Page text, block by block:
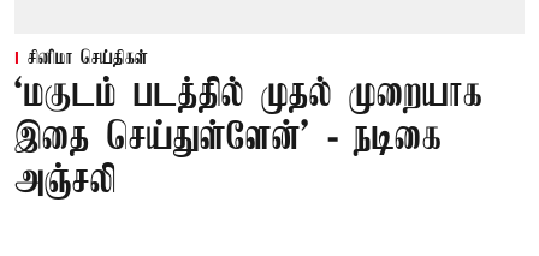
சினிமா செய்திகள்
‘மகுடம் படத்தில் முதல் முறையாக
இதை செய்துள்ளேன்’ - நடிகை
அஞ்சலி